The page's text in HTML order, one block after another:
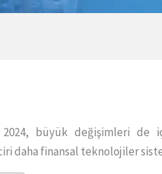
büyük değişimleri de
daha finansal teknolojiler